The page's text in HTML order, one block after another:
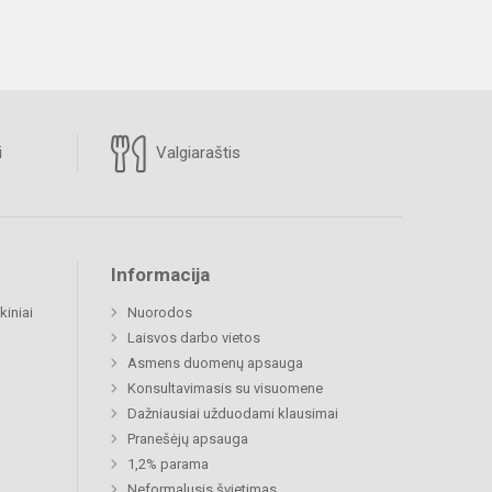
Valgiaraštis
Informacija
Nuorodos
Laisvos darbo vietos
Asmens duomenų apsauga
Konsultavimasis su visuomene
Dažniausiai užduodami klausimai
Pranešėjų apsauga
1,2% parama